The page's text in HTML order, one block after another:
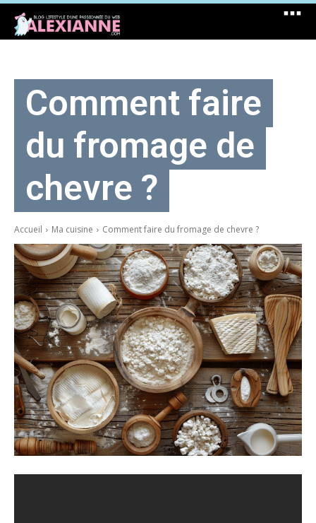
Comment faire
du fromage de
chevre ?
Accueil Ma cuisine Comment faire du fromage de chevre ?